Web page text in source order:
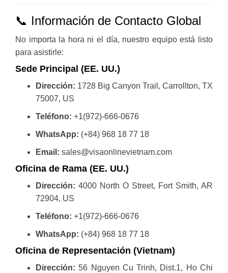
📞 Información de Contacto Global
No importa la hora ni el día, nuestro equipo está listo
para asistirle:
Sede Principal (EE. UU.)
Dirección: 1728 Big Canyon Trail, Carrollton, TX
75007, US
Teléfono: +1(972)-666-0676
WhatsApp: (+84) 968 18 77 18
Email: sales@visaonlinevietnam.com
Oficina de Rama (EE. UU.)
Dirección: 4000 North O Street, Fort Smith, AR
72904, US
Teléfono: +1(972)-666-0676
WhatsApp: (+84) 968 18 77 18
Oficina de Representación (Vietnam)
Dirección: 56 Nguyen Cu Trinh, Dist.1, Ho Chi